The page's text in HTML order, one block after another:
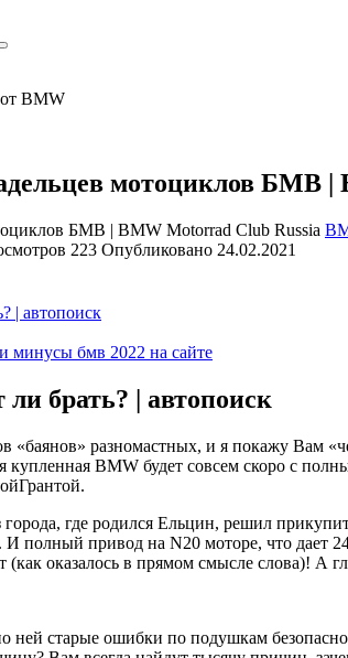
BMW
мотоциклов БМВ |
223 Опубликовано 24.02.2021
| автопоиск
минусы бмв 2022 на сайте
брать? | автопоиск
«баянов» разномастных, и я покажу Вам
купленная BMW будет совсем скоро с
где родился Ельцин, решил
И полный привод на N20 моторе, что
(как оказалось в прямом смысле слова)! А
ней старые ошибки по подушкам